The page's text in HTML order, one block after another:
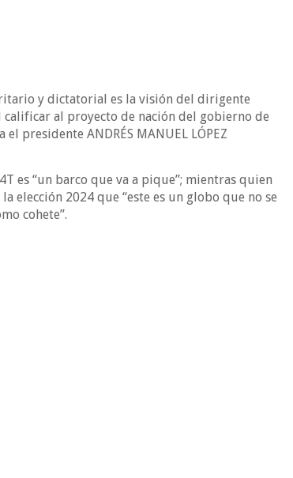
y dictatorial es la visión del dirigente
calificar al proyecto de nación del gobierno de
presidente ANDRÉS MANUEL LÓPEZ
es “un barco que va a pique”; mientras quien
elección 2024 que “este es un globo que no se
cohete”.